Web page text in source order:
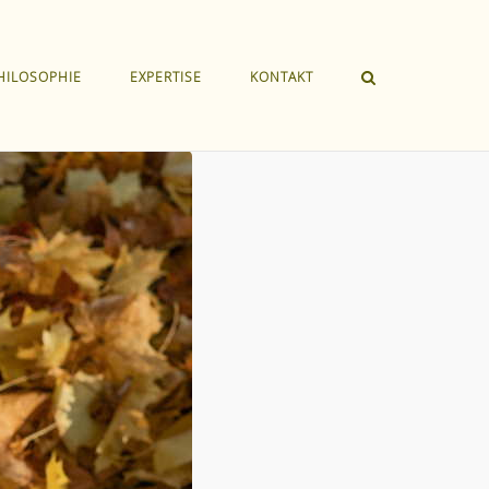
EXPERTISE KONTAKT